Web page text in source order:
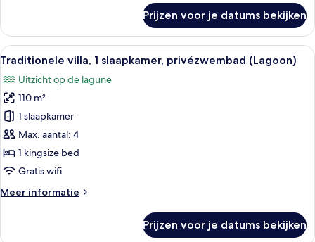
Sea
View
Garden
Prijzen voor je datums bekijken
Alle
foto's
voor
Traditionele
villa,
1
slaapkamer,
privézwembad
laden
Een ruime woonruimte met een
10
Traditionele villa, 1 slaapkamer, privézwembad (Lagoon)
Uitzicht op de lagune
110 m²
1 slaapkamer
Max. aantal: 4
1 kingsize bed
Gratis wifi
Meer informatie
Meer
Prijzen voor je datums bekijken